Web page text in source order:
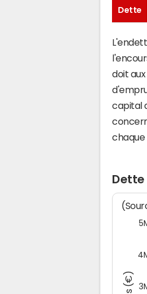
Dette
doit
capital
chaque